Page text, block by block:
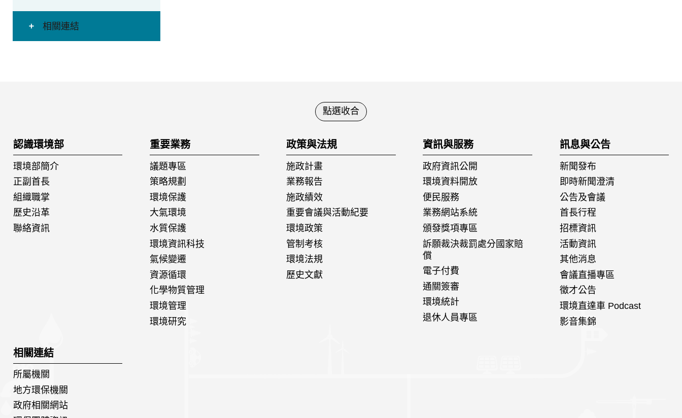
相關連結
點選收合
認識環境部
環境部簡介
正副首長
組織職掌
歷史沿革
聯絡資訊
重要業務
議題專區
策略規劃
環境保護
大氣環境
水質保護
環境資訊科技
氣候變遷
資源循環
化學物質管理
環境管理
環境研究
政策與法規
施政計畫
業務報告
施政績效
重要會議與活動紀要
環境政策
管制考核
環境法規
歷史文獻
資訊與服務
政府資訊公開
環境資料開放
便民服務
業務網站系統
頒發獎項專區
訴願裁決裁罰處分國家賠
償
電子付費
通關簽審
環境統計
退休人員專區
訊息與公告
新聞發布
即時新聞澄清
公告及會議
首長行程
招標資訊
活動資訊
其他消息
會議直播專區
徵才公告
環境直達車 Podcast
影音集錦
相關連結
所屬機關
地方環保機關
政府相關網站